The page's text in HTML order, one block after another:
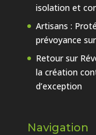
isolation et
Artisans :
prévoyance
Retour sur
la création
d’exception
Navigation